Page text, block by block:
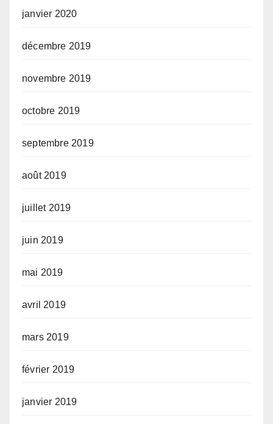
janvier 2020
décembre 2019
novembre 2019
octobre 2019
septembre 2019
août 2019
juillet 2019
juin 2019
mai 2019
avril 2019
mars 2019
février 2019
janvier 2019